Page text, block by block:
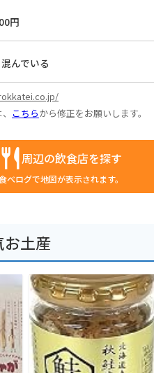
円
んでいる
こちらから修正をお願いします。
周辺の飲食店を探す
べログで地図が表示されます。
お土産